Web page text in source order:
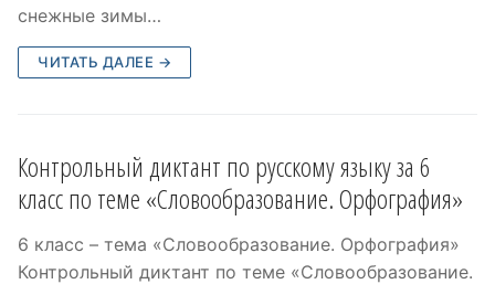
снежные зимы…
ЧИТАТЬ ДАЛЕЕ →
Контрольный диктант по русскому языку за 6
класс по теме «Словообразование. Орфография»
6 класс – тема «Словообразование. Орфография»
Контрольный диктант по теме «Словообразование.